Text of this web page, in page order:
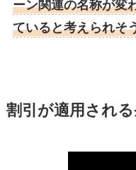
ーン関連の名称が変
ていると考えられそ
割引が適用され